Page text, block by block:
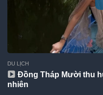
DU LỊCH
Đồng Tháp Mười thu
nhiên